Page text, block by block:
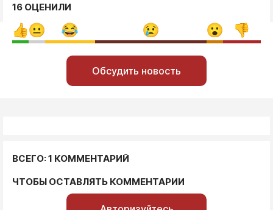
16 ОЦЕНИЛИ
Обсудить новость
ВСЕГО: 1 КОММЕНТАРИЙ
ЧТОБЫ ОСТАВЛЯТЬ КОММЕНТАРИИ